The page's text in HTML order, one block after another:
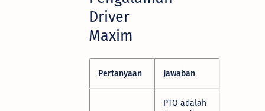
Driver
Maxim
Pertanyaan Jawaban
PTO adalah